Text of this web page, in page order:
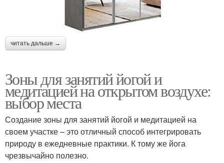
читать дальше →
Зоны для занятий йогой и
медитацией на открытом воздухе:
выбор места
Создание зоны для занятий йогой и медитацией на
своем участке – это отличный способ интегрировать
природу в ежедневные практики. К тому же йога
чрезвычайно полезно.